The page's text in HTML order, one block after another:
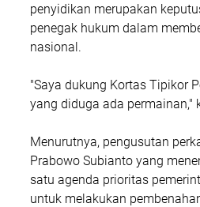
penyidikan merupakan
penegak hukum dalam
nasional.
"Saya dukung Kortas Tipikor
yang diduga ada
Menurutnya, pengusutan
Prabowo Subianto yang
satu agenda prioritas
untuk melakukan